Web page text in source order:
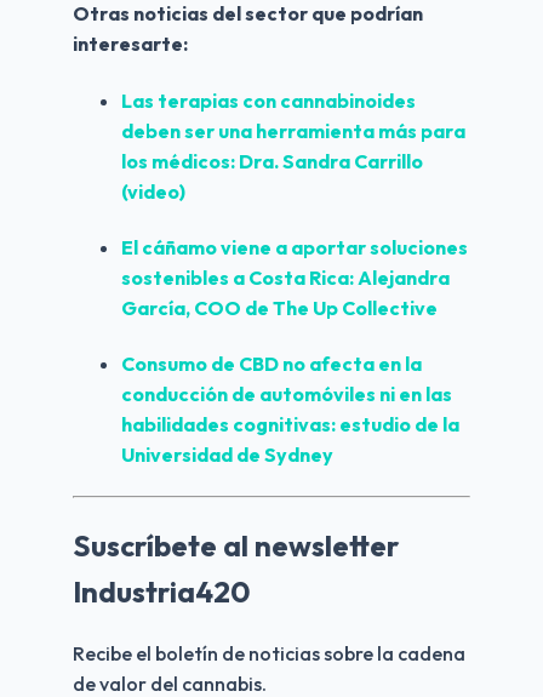
Otras noticias del sector que podrían
interesarte:
Las terapias con cannabinoides
deben ser una herramienta más para
los médicos: Dra. Sandra Carrillo
(video)
El cáñamo viene a aportar soluciones
sostenibles a Costa Rica: Alejandra
García, COO de The Up Collective
Consumo de CBD no afecta en la
conducción de automóviles ni en las
habilidades cognitivas: estudio de la
Universidad de Sydney
Suscríbete al newsletter
Industria420
Recibe el boletín de noticias sobre la cadena
de valor del cannabis.